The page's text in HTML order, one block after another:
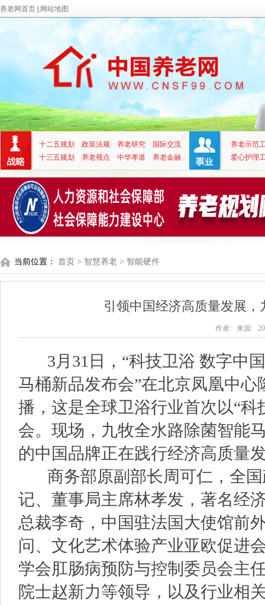
养老网首页 网站地图
十二五规划 政策法规 养老研究
国际交流
十三五规划
养老视点 中华孝道 养老金融
养老示范
爱心护理
当前位置： 首页 > 智慧养老 > 智能硬件
引领中国经济高质量发展
作者: 来源:
3月31日，“科技卫浴 数字中
马桶新品发布会”在北京凤凰中
播，这是全球卫浴行业首次以“
会。现场，九牧全水路除菌智能
的中国品牌正在践行经济高质量
商务部原副部长周可仁，全国
记、董事局主席林孝发，著名经
总裁李奇，中国驻法国大使馆前
问、文化艺术体验产业亚欧促进
学会肛肠病预防与控制委员会主
院士赵新力等领导，以及行业相